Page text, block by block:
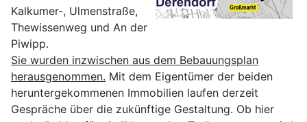
Kalkumer-, Ulmenstraße,
Thewissenweg und An der
Piwipp.
Sie wurden inzwischen aus dem Bebauungsplan
herausgenommen. Mit dem Eigentümer der beiden
heruntergekommenen Immobilien laufen derzeit
Gespräche über die zukünftige Gestaltung. Ob hier